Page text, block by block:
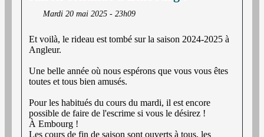
Mardi 20 mai 2025 - 23h09
Et voilà, le rideau est tombé sur la saison 2024-2025 à
Angleur.
Une belle année où nous espérons que vous vous êtes
toutes et tous bien amusés.
Pour les habitués du cours du mardi, il est encore
possible de faire de l'escrime si vous le désirez !
À Embourg !
Les cours de fin de saison sont ouverts à tous, les